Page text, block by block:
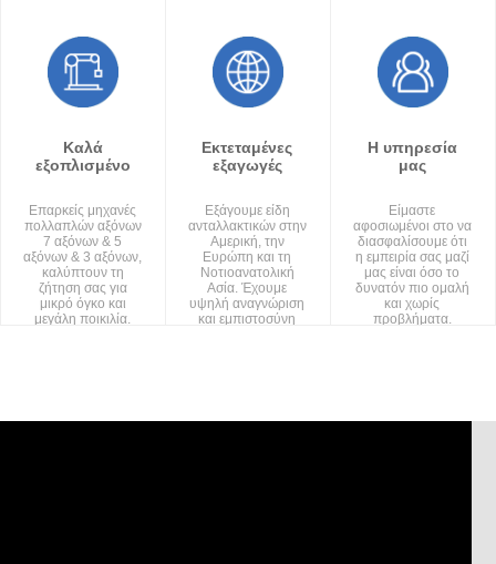
Καλά
εξοπλισμένο
Επαρκείς μηχανές
πολλαπλών αξόνων
7 αξόνων & 5
αξόνων & 3 αξόνων,
καλύπτουν τη
ζήτηση σας για
μικρό όγκο και
μεγάλη ποικιλία.
Εκτεταμένες
εξαγωγές
Εξάγουμε είδη
ανταλλακτικών στην
Αμερική, την
Ευρώπη και τη
Νοτιοανατολική
Ασία. Έχουμε
υψηλή αναγνώριση
και εμπιστοσύνη
Η υπηρεσία
μας
Είμαστε
αφοσιωμένοι στο να
διασφαλίσουμε ότι
η εμπειρία σας μαζί
μας είναι όσο το
δυνατόν πιο ομαλή
και χωρίς
προβλήματα.